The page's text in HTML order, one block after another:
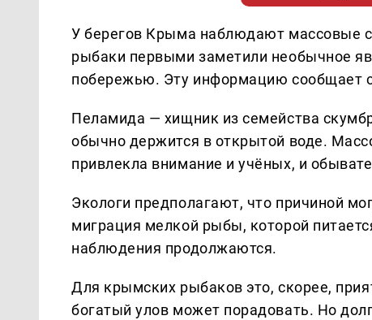
У берегов Крыма наблюдают массовые
рыбаки первыми заметили необычное
побережью. Эту информацию сообщает
Пеламида — хищник из семейства
обычно держится в открытой воде.
привлекла внимание и учёных, и
Экологи предполагают, что причиной
миграция мелкой рыбы, которой
наблюдения продолжаются.
Для крымских рыбаков это, скорее,
богатый улов может порадовать. Но